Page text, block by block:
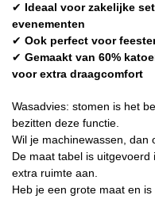
✔ Ideaal voor zakelijke
evenementen
✔ Ook perfect voor
✔ Gemaakt van 60%
voor extra draagcomfort
Wasadvies: stomen is het
bezitten deze functie.
Wil je machinewassen, dan
De maat tabel is
extra ruimte aan.
Heb je een grote maat en